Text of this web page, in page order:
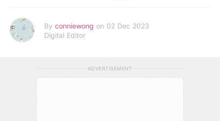
By conniewong on 02 Dec 2023
Digital Editor
ADVERTISEMENT